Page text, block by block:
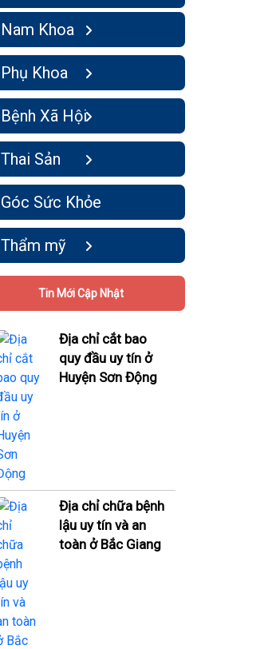
Nam Khoa
Phụ Khoa
Bệnh Xã Hội
Thai Sản
Góc Sức Khỏe
Thẩm mỹ
Tin Mới Cập Nhật
Địa chỉ cắt bao
quy đầu uy tín ở
Huyện Sơn Động
Địa chỉ chữa bệnh
lậu uy tín và an
toàn ở Bắc Giang